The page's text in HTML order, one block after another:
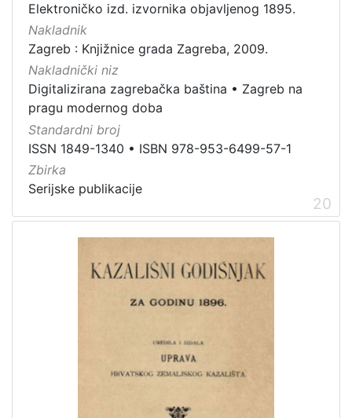
Elektroničko izd. izvornika objavljenog 1895.
Nakladnik
Zagreb : Knjižnice grada Zagreba, 2009.
Nakladnički niz
Digitalizirana zagrebačka baština • Zagreb na
pragu modernog doba
Standardni broj
ISSN 1849-1340 • ISBN 978-953-6499-57-1
Zbirka
Serijske publikacije
20